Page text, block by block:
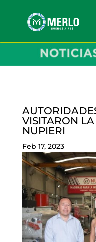
VISITARON
NUPIERI
Feb 17, 2023